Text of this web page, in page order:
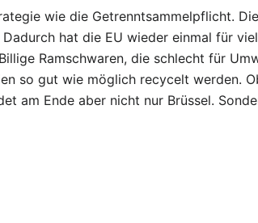
wie die Getrenntsammelpflicht.
hat die EU wieder einmal für
Ramschwaren, die schlecht für
so gut wie möglich recycelt werden.
am Ende aber nicht nur Brüssel.